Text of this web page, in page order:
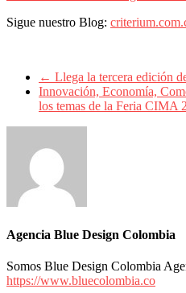
en
Sigue nuestro Blog:
← Llega la tercera edición
Innovación, Economía,
los temas de la Feria CIMA
Agencia Blue Design Colombia
Somos Blue Design Colombia
https://www.bluecolombia.co